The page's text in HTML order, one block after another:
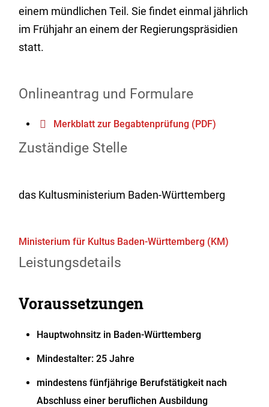
einem mündlichen Teil. Sie findet einmal jährlich
im Frühjahr an einem der Regierungspräsidien
statt.
Onlineantrag und Formulare
Merkblatt zur Begabtenprüfung (PDF)
Zuständige Stelle
das Kultusministerium Baden-Württemberg
Ministerium für Kultus Baden-Württemberg (KM)
Leistungsdetails
Voraussetzungen
Hauptwohnsitz in Baden-Württemberg
Mindestalter: 25 Jahre
mindestens fünfjährige Berufstätigkeit nach
Abschluss einer beruflichen Ausbildung